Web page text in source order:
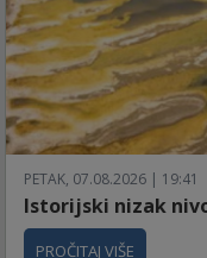
PETAK, 07.08.2026 | 19:41
Istorijski nizak
PROČITAJ VIŠE